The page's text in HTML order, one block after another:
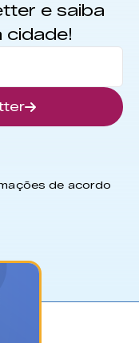
e saiba
cidade!
de acordo